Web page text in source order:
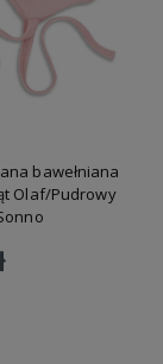
bawełniana
Olaf/Pudrowy